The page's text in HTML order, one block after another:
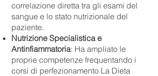
correlazione diretta tra gli esami del
sangue e lo stato nutrizionale del
paziente.
Nutrizione Specialistica e
Antinfiammatoria: Ha ampliato le
proprie competenze frequentando i
corsi di perfezionamento La Dieta